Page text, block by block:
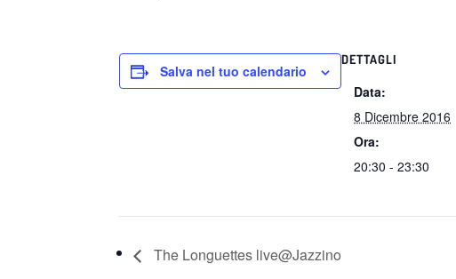
Salva nel tuo calendario
DETTAGLI
Data:
8 Dicembre 2016
Ora:
20:30 - 23:30
The Longuettes live@Jazzino